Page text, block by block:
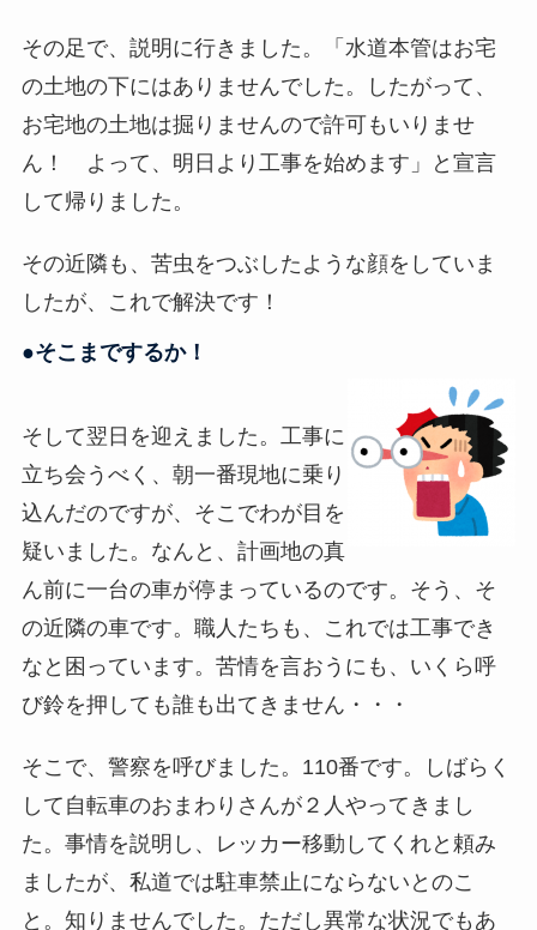
その足で、説明に行きました。「水道本管はお宅
の土地の下にはありませんでした。したがって、
お宅地の土地は掘りませんので許可もいりませ
ん！ よって、明日より工事を始めます」と宣言
して帰りました。
その近隣も、苦虫をつぶしたような顔をしていま
したが、これで解決です！
●そこまでするか！
そして翌日を迎えました。工事に
立ち会うべく、朝一番現地に乗り
込んだのですが、そこでわが目を
疑いました。なんと、計画地の真
ん前に一台の車が停まっているのです。そう、そ
の近隣の車です。職人たちも、これでは工事でき
なと困っています。苦情を言おうにも、いくら呼
び鈴を押しても誰も出てきません・・・
そこで、警察を呼びました。110番です。しばらく
して自転車のおまわりさんが２人やってきまし
た。事情を説明し、レッカー移動してくれと頼み
ましたが、私道では駐車禁止にならないとのこ
と。知りませんでした。ただし異常な状況でもあ